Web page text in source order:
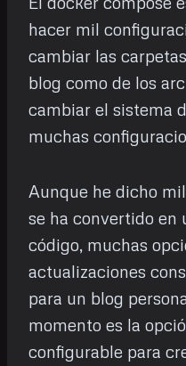
hacer mil
cambiar las
blog como de los
cambiar el sistema
muchas
Aunque he dicho
se ha convertido en
código, muchas
actualizaciones
para un blog
momento es la
configurable para